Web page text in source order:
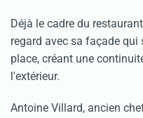
Déjà le cadre du
regard avec sa façade qui
place, créant une
l'extérieur.
Antoine Villard, ancien